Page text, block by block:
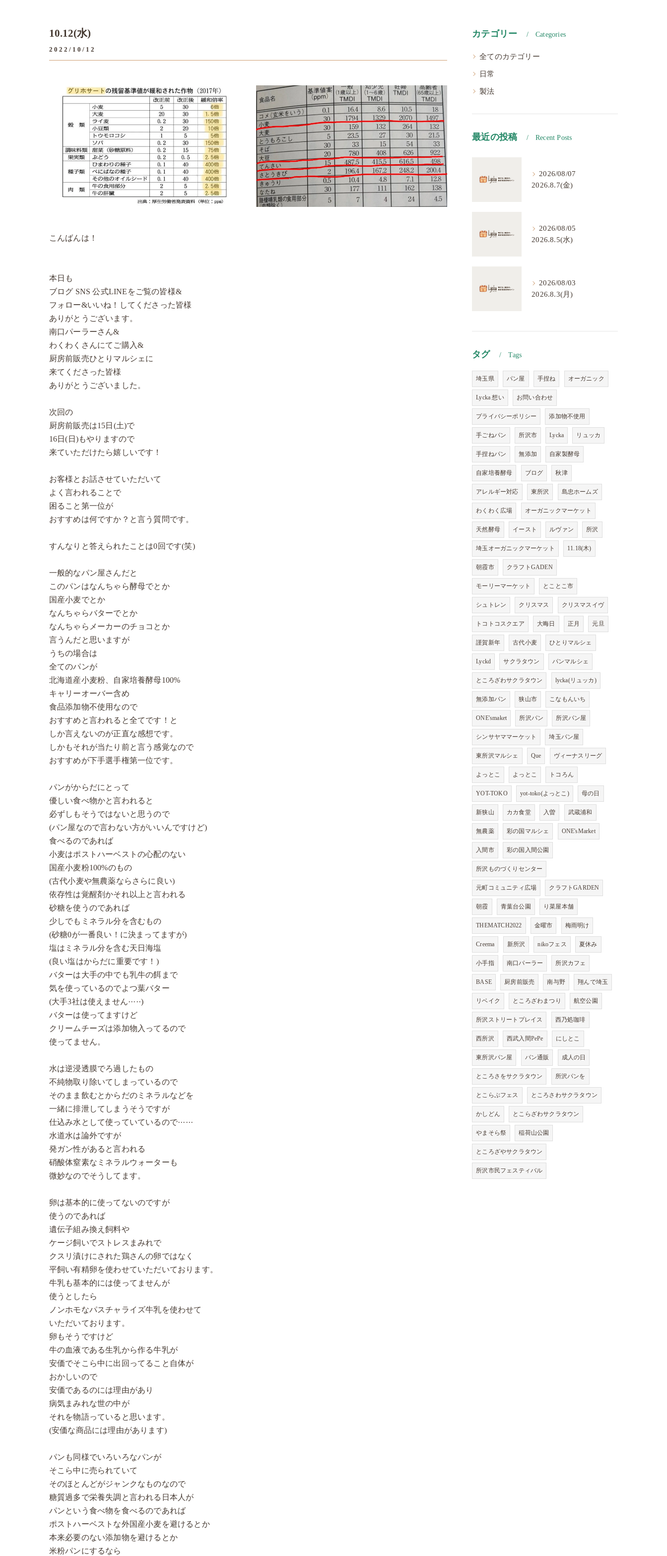
10.12(水)
2022/10/12
こんばんは！
本日も
ブログ SNS 公式LINEをご覧の皆様&
フォロー&いいね！してくださった皆様
ありがとうございます。
南口パーラーさん&
わくわくさんにてご購入&
厨房前販売ひとりマルシェに
来てくださった皆様
ありがとうございました。
次回の
厨房前販売は15日(土)で
16日(日)もやりますので
来ていただけたら嬉しいです！
お客様とお話させていただいて
よく言われることで
困ること第一位が
おすすめは何ですか？と言う質問です。
すんなりと答えられたことは0回です(笑)
一般的なパン屋さんだと
このパンはなんちゃら酵母でとか
国産小麦でとか
なんちゃらバターでとか
なんちゃらメーカーのチョコとか
言うんだと思いますが
うちの場合は
全てのパンが
北海道産小麦粉、自家培養酵母100%
キャリーオーバー含め
食品添加物不使用なので
おすすめと言われると全てです！と
しか言えないのが正直な感想です。
しかもそれが当たり前と言う感覚なので
おすすめが下手選手権第一位です。
パンがからだにとって
優しい食べ物かと言われると
必ずしもそうではないと思うので
(パン屋なので言わない方がいいんですけど)
食べるのであれば
小麦はポストハーベストの心配のない
国産小麦粉100%のもの
(古代小麦や無農薬ならさらに良い)
依存性は覚醒剤かそれ以上と言われる
砂糖を使うのであれば
少しでもミネラル分を含むもの
(砂糖0が一番良い！に決まってますが)
塩はミネラル分を含む天日海塩
(良い塩はからだに重要です！)
バターは大手の中でも乳牛の餌まで
気を使っているのでよつ葉バター
(大手3社は使えません·····)
バターは使ってますけど
クリームチーズは添加物入ってるので
使ってません。
水は逆浸透膜でろ過したもの
不純物取り除いてしまっているので
そのまま飲むとからだのミネラルなどを
一緒に排泄してしまうそうですが
仕込み水として使っていているので······
水道水は論外ですが
発ガン性があると言われる
硝酸体窒素なミネラルウォーターも
微妙なのでそうしてます。
卵は基本的に使ってないのですが
使うのであれば
遺伝子組み換え飼料や
ケージ飼いでストレスまみれで
クスリ漬けにされた鶏さんの卵ではなく
平飼い有精卵を使わせていただいております。
牛乳も基本的には使ってませんが
使うとしたら
ノンホモなパスチャライズ牛乳を使わせて
いただいております。
卵もそうですけど
牛の血液である生乳から作る牛乳が
安価でそこら中に出回ってること自体が
おかしいので
安価であるのには理由があり
病気まみれな世の中が
それを物語っていると思います。
(安価な商品には理由があります)
パンも同様でいろいろなパンが
そこら中に売られていて
そのほとんどがジャンクなものなので
糖質過多で栄養失調と言われる日本人が
パンという食べ物を食べるのであれば
ポストハーベストな外国産小麦を避けるとか
本来必要のない添加物を避けるとか
米粉パンにするなら
カテゴリー Categories
全てのカテゴリー
日常
製法
最近の投稿 Recent Posts
2026/08/07
2026.8.7(金)
2026/08/05
2026.8.5(水)
2026/08/03
2026.8.3(月)
タグ Tags
埼玉県 パン屋 手捏ね オーガニック
Lycka 想い お問い合わせ
プライバシーポリシー 添加物不使用
手ごねパン 所沢市 Lycka リュッカ
手捏ねパン 無添加 自家製酵母
自家培養酵母 ブログ 秋津
アレルギー対応 東所沢 島忠ホームズ
わくわく広場 オーガニックマーケット
天然酵母 イースト ルヴァン 所沢
埼玉オーガニックマーケット 11.18(木)
朝霞市 クラフトGADEN
モーリーマーケット とことこ市
シュトレン クリスマス クリスマスイヴ
トコトコスクエア 大晦日 正月 元旦
謹賀新年 古代小麦 ひとりマルシェ
Lyckd サクラタウン パンマルシェ
ところざわサクラタウン lycka(リュッカ)
無添加パン 狭山市 こなもんいち
ONE'smaket 所沢パン 所沢パン屋
シンサヤママーケット 埼玉パン屋
東所沢マルシェ Que ヴィーナスリーグ
よっとこ よっとこ トコろん
YOT-TOKO yot-toko(よっとこ) 母の日
新狭山 カカ食堂 入曽 武蔵浦和
無農薬 彩の国マルシェ ONE'sMarket
入間市 彩の国入間公園
所沢ものづくりセンター
元町コミュニティ広場 クラフトGARDEN
朝霞 青葉台公園 り菜屋本舗
THEMATCH2022 金曜市 梅雨明け
Creema 新所沢 nikoフェス 夏休み
小手指 南口パーラー 所沢カフェ
BASE 厨房前販売 南与野 翔んで埼玉
リベイク ところざわまつり 航空公園
所沢ストリートプレイス 西乃処珈琲
西所沢 西武入間PePe にしとこ
東所沢パン屋 パン通販 成人の日
ところさをサクラタウン 所沢パンを
とこらぶフェス ところさわサクラタウン
かしどん とこらざわサクラタウン
やまそら祭 稲荷山公園
ところざやサクラタウン
所沢市民フェスティバル